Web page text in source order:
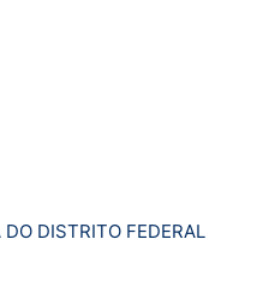
DISTRITO FEDERAL